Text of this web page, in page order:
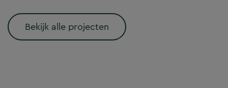
Bekijk alle projecten